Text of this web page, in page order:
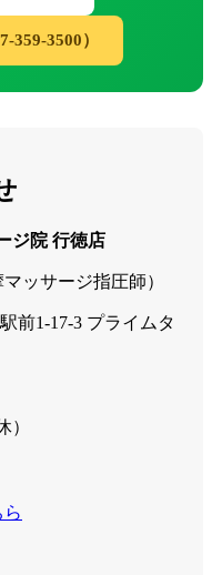
359-3500）
ジ院 行徳店
ッサージ指圧師）
前1-17-3 プライムタ
）